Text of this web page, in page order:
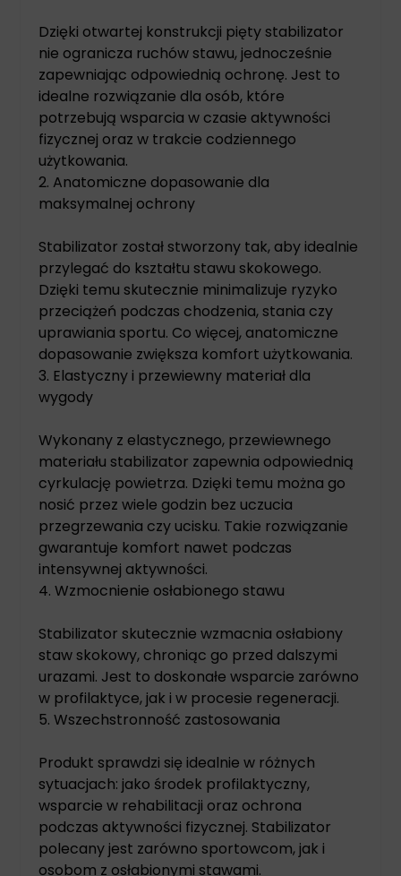
Dzięki otwartej konstrukcji pięty stabilizator
nie ogranicza ruchów stawu, jednocześnie
zapewniając odpowiednią ochronę. Jest to
idealne rozwiązanie dla osób, które
potrzebują wsparcia w czasie aktywności
fizycznej oraz w trakcie codziennego
użytkowania.
2. Anatomiczne dopasowanie dla
maksymalnej ochrony
Stabilizator został stworzony tak, aby idealnie
przylegać do kształtu stawu skokowego.
Dzięki temu skutecznie minimalizuje ryzyko
przeciążeń podczas chodzenia, stania czy
uprawiania sportu. Co więcej, anatomiczne
dopasowanie zwiększa komfort użytkowania.
3. Elastyczny i przewiewny materiał dla
wygody
Wykonany z elastycznego, przewiewnego
materiału stabilizator zapewnia odpowiednią
cyrkulację powietrza. Dzięki temu można go
nosić przez wiele godzin bez uczucia
przegrzewania czy ucisku. Takie rozwiązanie
gwarantuje komfort nawet podczas
intensywnej aktywności.
4. Wzmocnienie osłabionego stawu
Stabilizator skutecznie wzmacnia osłabiony
staw skokowy, chroniąc go przed dalszymi
urazami. Jest to doskonałe wsparcie zarówno
w profilaktyce, jak i w procesie regeneracji.
5. Wszechstronność zastosowania
Produkt sprawdzi się idealnie w różnych
sytuacjach: jako środek profilaktyczny,
wsparcie w rehabilitacji oraz ochrona
podczas aktywności fizycznej. Stabilizator
polecany jest zarówno sportowcom, jak i
osobom z osłabionymi stawami.